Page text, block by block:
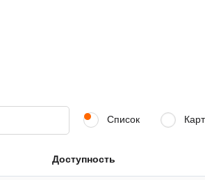
Список
Доступность